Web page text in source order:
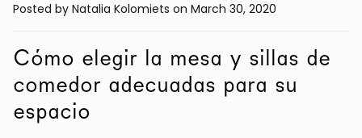
Posted by Natalia Kolomiets on March 30, 2020
Cómo elegir la mesa y sillas de
comedor adecuadas para su
espacio